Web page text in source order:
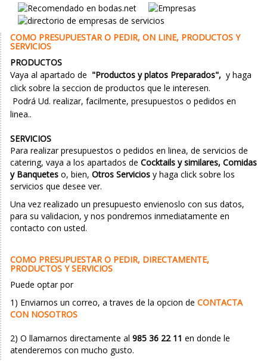
COMO PRESUPUESTAR O PEDIR, ON LINE, PRODUCTOS Y
SERVICIOS
PRODUCTOS
Vaya al apartado de "Productos y platos Preparados", y haga
click sobre la seccion de productos que le interesen.
Podrá Ud. realizar, facilmente, presupuestos o pedidos en
linea..
SERVICIOS
Para realizar presupuestos o pedidos en linea, de servicios de
catering, vaya a los apartados de Cocktails y similares, Comidas
y Banquetes o, bien, Otros Servicios y haga click sobre los
servicios que desee ver.
Una vez realizado un presupuesto envienoslo con sus datos,
para su validacion, y nos pondremos inmediatamente en
contacto con usted.
COMO PRESUPUESTAR O PEDIR, DIRECTAMENTE,
PRODUCTOS Y SERVICIOS
Puede optar por
1) Enviarnos un correo, a traves de la opcion de CONTACTA
CON NOSOTROS
2) O llamarnos directamente al 985 36 22 11 en donde le
atenderemos con mucho gusto.